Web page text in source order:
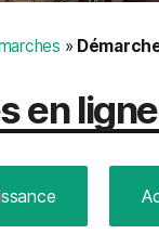
»
en ligne